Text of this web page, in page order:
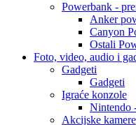
Powerbank -
Anker
Canyon
Ostali
Foto, video, audio i
Gadgeti
Gadgeti
Igraće konzole
Nintendo
Akcijske kamere